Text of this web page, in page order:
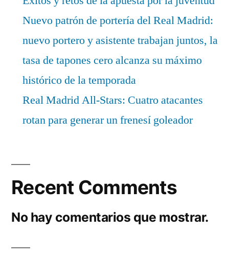
Nuevo patrón de portería del Real Madrid:
nuevo portero y asistente trabajan juntos, la
tasa de tapones cero alcanza su máximo
histórico de la temporada
Real Madrid All-Stars: Cuatro atacantes
rotan para generar un frenesí goleador
Recent Comments
No hay comentarios que mostrar.